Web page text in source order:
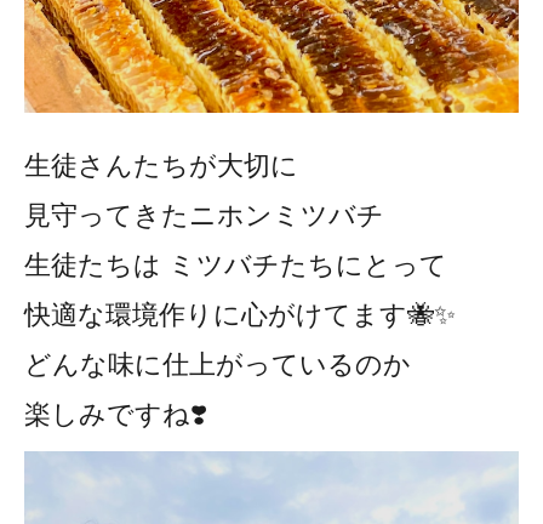
生徒さんたちが大切に
見守ってきたニホンミツバチ
生徒たちは ミツバチたちにとって
快適な環境作りに心がけてます🐝✨
どんな味に仕上がっているのか
楽しみですね❣️